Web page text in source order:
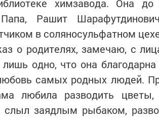
химзавода. Она
Рашит
в соляносульфатном
о родителях, замечаю, с
одно, что она
самых родных людей.
любила разводить цветы,
заядлым рыбаком,